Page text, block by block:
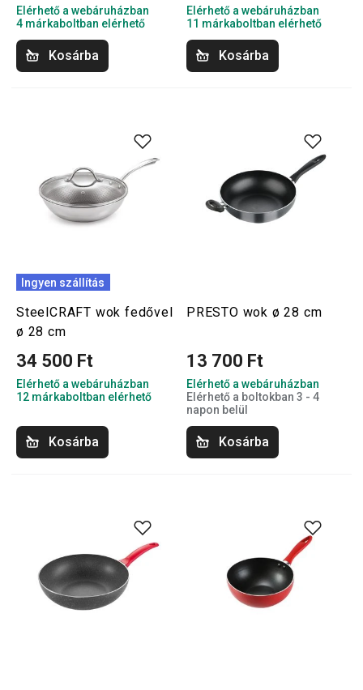
Elérhető a webáruházban
4 márkaboltban elérhető
Kosárba
Elérhető a webáruházban
11 márkaboltban elérhető
Kosárba
Ingyen szállítás
SteelCRAFT wok fedővel
ø 28 cm
34 500 Ft
Elérhető a webáruházban
12 márkaboltban elérhető
Kosárba
PRESTO wok ø 28 cm
13 700 Ft
Elérhető a webáruházban
Elérhető a boltokban 3 - 4
napon belül
Kosárba